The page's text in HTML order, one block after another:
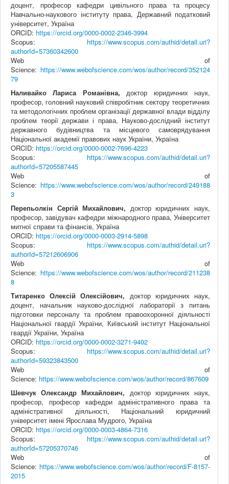
доцент, професор кафедри цивільного права та процесу
Навчально-наукового інституту права, Державний податковий
університет, Україна
ORCID: https://orcid.org/0000-0002-2346-3994
Scopus: https://www.scopus.com/authid/detail.uri?
authorId=57360342600
Web of
Science: https://www.webofscience.com/wos/author/record/352124
79
Наливайко Лариса Романівна, доктор юридичних наук,
професор, головний науковий співробітник сектору теоретичних
та методологічних проблем організації державної влади відділу
проблем теорії держави і права, Науково-дослідний інститут
державного будівництва та місцевого самоврядування
Національної академії правових наук України, Україна
ORCID: https://orcid.org/0000-0002-7696-4223
Scopus: https://www.scopus.com/authid/detail.uri?
authorId=57205587445
Web of
Science: https://www.webofscience.com/wos/author/record/249188
3
Перепьолкін Сергій Михайлович, доктор юридичних наук,
професор, завідувач кафедри міжнародного права, Університет
митної справи та фінансів, Україна
ORCID: https://orcid.org/0000-0003-2914-5898
Scopus: https://www.scopus.com/authid/detail.uri?
authorId=57212606906
Web of
Science: https://www.webofscience.com/wos/author/record/211238
8
Титаренко Олексій Олексійович, доктор юридичних наук,
доцент, начальник науково-дослідної лабораторії з питань
підготовки персоналу та проблем правоохоронної діяльності
Національної гвардії України, Київський інститут Національної
гвардії України, Україна
ORCID: https://orcid.org/0000-0002-3271-9402
Scopus: https://www.scopus.com/authid/detail.uri?
authorId=59323843500
Web of
Science: https://www.webofscience.com/wos/author/record/867609
Шевчук Олександр Михайлович, доктор юридичних наук,
професор, професор кафедри адміністративного права та
адміністративної діяльності, Національний юридичний
університет імені Ярослава Мудрого, Україна
ORCID: https://orcid.org/0000-0003-4864-7316
Scopus: https://www.scopus.com/authid/detail.uri?
authorId=57205370746
Web of
Science: https://www.webofscience.com/wos/author/record/F-8157-
2015